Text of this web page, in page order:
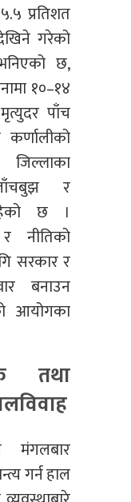
प्रतिशत
गरेको
छ,
१०–१४
पाँच
जाँचबुझ र
छ ।
नीतिको
सरकार र
बनाउन
आयोगका
तथा
मंगलबार
गर्न हाल